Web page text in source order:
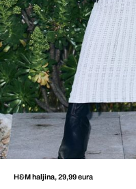
H&M haljina, 29,99 eura